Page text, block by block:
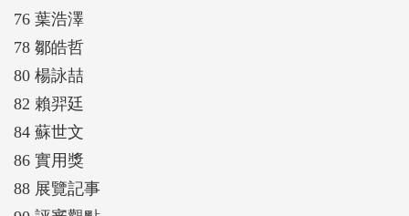
76 葉浩澤
78 鄒皓哲
80 楊詠喆
82 賴羿廷
84 蘇世文
86 實用獎
88 展覽記事